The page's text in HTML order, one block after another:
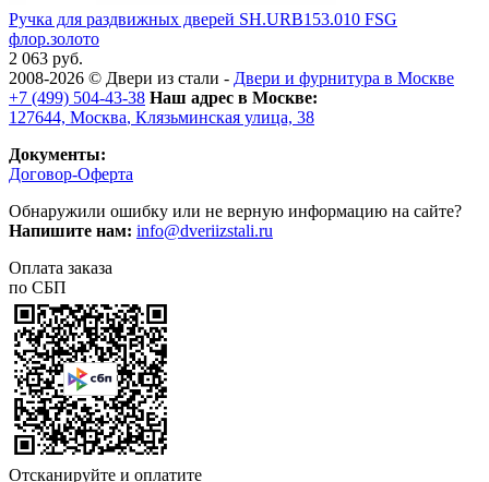
Ручка для раздвижных дверей SH.URB153.010 FSG
флор.золото
2 063 руб.
2008-2026 © Двери из стали - Двери и фурнитура в Москве
+7 (499) 504-43-38 Наш адрес в Москве:
127644, Москва, Клязьминская улица, 38
Документы:
Договор-Оферта
Обнаружили ошибку или не верную информацию на сайте?
Напишите нам: info@dveriizstali.ru
Оплата заказа
по СБП
Отсканируйте и оплатите